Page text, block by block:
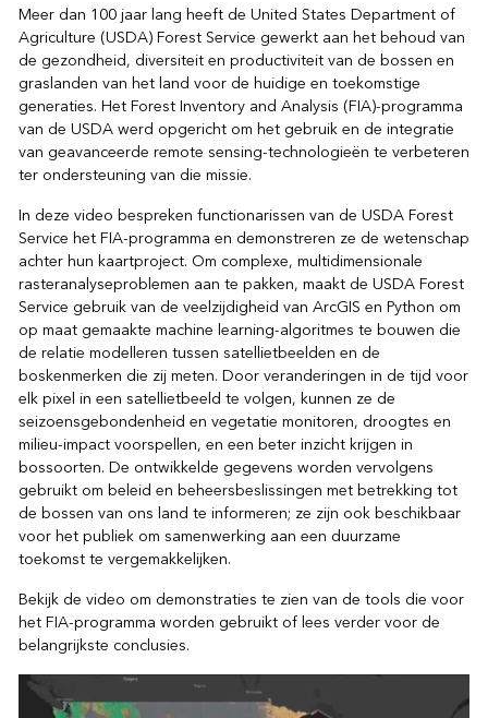
Meer dan 100 jaar lang heeft de United States Department of
Agriculture (USDA) Forest Service gewerkt aan het behoud van
de gezondheid, diversiteit en productiviteit van de bossen en
graslanden van het land voor de huidige en toekomstige
generaties. Het Forest Inventory and Analysis (FIA)-programma
van de USDA werd opgericht om het gebruik en de integratie
van geavanceerde remote sensing-technologieën te verbeteren
ter ondersteuning van die missie.
In deze video bespreken functionarissen van de USDA Forest
Service het FIA-programma en demonstreren ze de wetenschap
achter hun kaartproject. Om complexe, multidimensionale
rasteranalyseproblemen aan te pakken, maakt de USDA Forest
Service gebruik van de veelzijdigheid van ArcGIS en Python om
op maat gemaakte machine learning-algoritmes te bouwen die
de relatie modelleren tussen satellietbeelden en de
boskenmerken die zij meten. Door veranderingen in de tijd voor
elk pixel in een satellietbeeld te volgen, kunnen ze de
seizoensgebondenheid en vegetatie monitoren, droogtes en
milieu-impact voorspellen, en een beter inzicht krijgen in
bossoorten. De ontwikkelde gegevens worden vervolgens
gebruikt om beleid en beheersbeslissingen met betrekking tot
de bossen van ons land te informeren; ze zijn ook beschikbaar
voor het publiek om samenwerking aan een duurzame
toekomst te vergemakkelijken.
Bekijk de video om demonstraties te zien van de tools die voor
het FIA-programma worden gebruikt of lees verder voor de
belangrijkste conclusies.